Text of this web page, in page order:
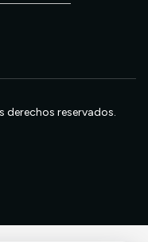
reservados.